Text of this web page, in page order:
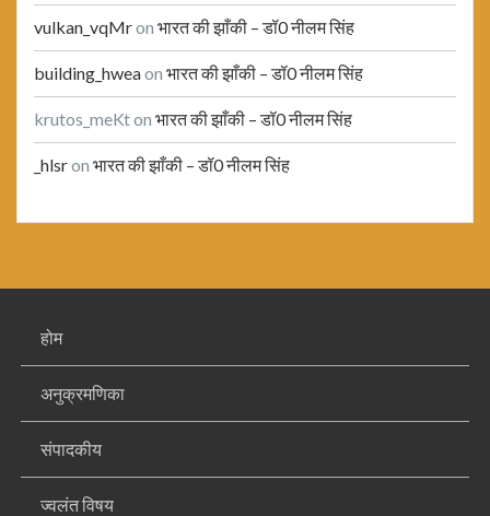
vulkan_vqMron भारत की झाँकी – डॉ0 नीलम सिंह
building_hweaon भारत की झाँकी – डॉ0 नीलम सिंह
krutos_meKton भारत की झाँकी – डॉ0 नीलम सिंह
_hlsron भारत की झाँकी – डॉ0 नीलम सिंह
होम
अनुक्रमणिका
संपादकीय
ज्वलंत विषय